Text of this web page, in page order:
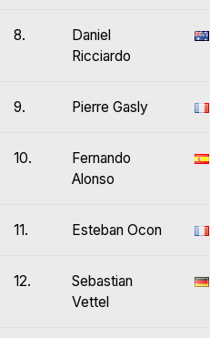
8.
Daniel
Ricciardo
9. Pierre Gasly
10.
Fernando
Alonso
11. Esteban Ocon
12.
Sebastian
Vettel